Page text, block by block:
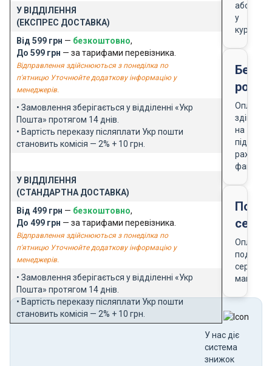
У ВІДДІЛЕННЯ
(ЕКСПРЕС ДОСТАВКА)
Від 599 грн — безкоштовно,
До 599 грн — за тарифами перевізника.
Відправлення здійснюються з понеділка по
п'ятницю Уточнюйте додаткову інформацію у
менеджерів.
• Замовлення зберігається у відділенні «Укр
Пошта» протягом 14 днів.
• Вартість переказу післяплати Укр пошти
становить комісія — 2% + 10 грн.
У ВІДДІЛЕННЯ
(СТАНДАРТНА ДОСТАВКА)
Від 499 грн — безкоштовно,
До 499 грн — за тарифами перевізника.
Відправлення здійснюються з понеділка по
п'ятницю Уточнюйте додаткову інформацію у
менеджерів.
• Замовлення зберігається у відділенні «Укр
Пошта» протягом 14 днів.
• Вартість переказу післяплати Укр пошти
становить комісія — 2% + 10 грн.
або
у
кур'єра
Оплата
на
підставі
рахунку-
фактури
Оплата
магазину
У нас діє
система
знижок